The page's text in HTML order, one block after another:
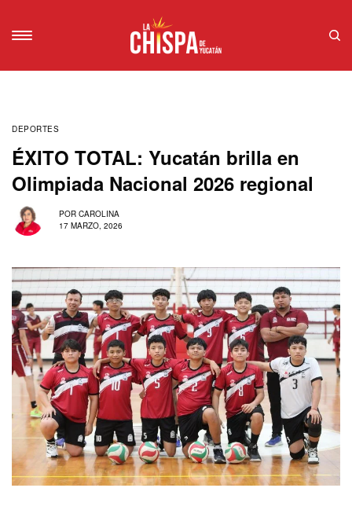
DEPORTES
ÉXITO TOTAL: Yucatán brilla en
Olimpiada Nacional 2026 regional
POR CAROLINA
17 MARZO, 2026